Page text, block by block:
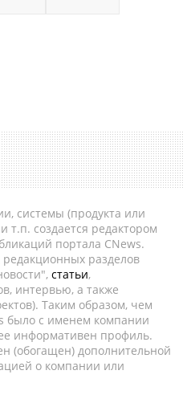
системы (продукта или
т.п. создается редактором
портала CNews.
разделов
статьи,
интервью, а также
Таким образом, чем
было с именем компании
информативен профиль.
(обогащен) дополнительной
о компании или